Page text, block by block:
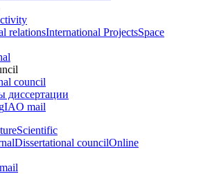
relationsInternational ProjectsSpace
council
диссертации
IAO mail
Scientific
Dissertational councilOnline